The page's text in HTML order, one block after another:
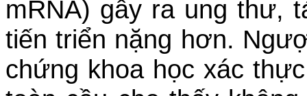
mRNA) gây ra ung thư,
tiến triển nặng hơn.
chứng khoa học xác